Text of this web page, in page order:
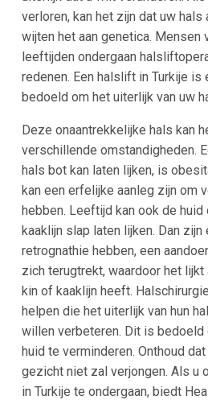
verloren, kan het zijn dat uw hals
wijten het aan genetica. Mensen
leeftijden ondergaan
redenen. Een halslift in Turkije
bedoeld om het uiterlijk van uw
Deze onaantrekkelijke hals kan
verschillende omstandigheden.
hals bot kan laten lijken, is
kan een erfelijke aanleg zijn om
hebben. Leeftijd kan ook de
kaaklijn slap laten lijken. Dan zijn
retrognathie hebben, een
zich terugtrekt, waardoor het
kin of kaaklijn heeft.
helpen die het uiterlijk van hun
willen verbeteren. Dit is
huid te verminderen. Onthoud
gezicht niet zal verjongen. Als u
in Turkije te ondergaan, biedt